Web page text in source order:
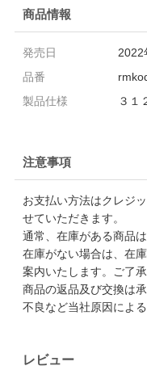
商品情報
発売日
2022
品番
製品仕様
３１
注意事項
お支払い方法はクレジ
せていただきます。
通常、在庫がある商品
在庫がない場合は、在
案内いたします。ご了承
商品の返品及び交換は
不良など当社原因によ
レビュー